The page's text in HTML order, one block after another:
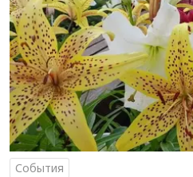
События